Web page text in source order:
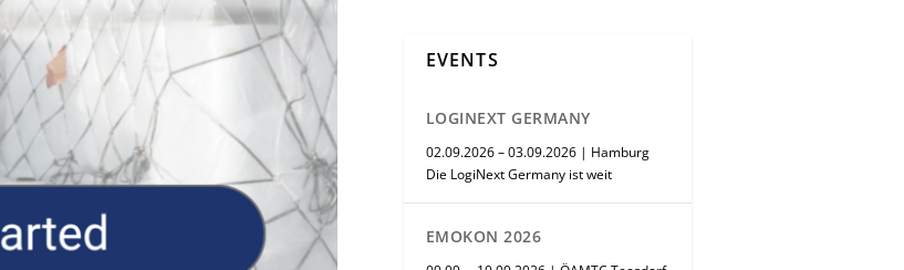
EVENTS
LOGINEXT GERMANY
02.09.2026 – 03.09.2026 | Hamburg
Die LogiNext Germany ist weit
EMOKON 2026